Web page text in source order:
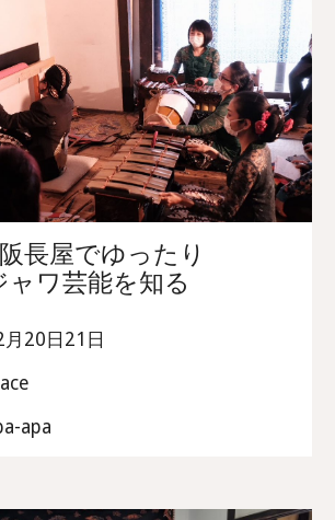
長屋でゆったり
ャワ芸能を知る
20日21日
apa